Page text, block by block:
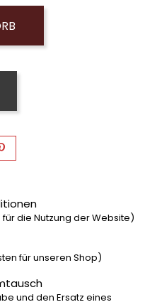
die Nutzung der Website)
für unseren Shop)
und den Ersatz eines